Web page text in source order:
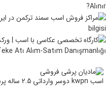
Alınır?
bilgisi
Atı Alım-Satım Danışmanlığı
اسب kwpn دوسر وارداتی 2.5 ساله پرشی